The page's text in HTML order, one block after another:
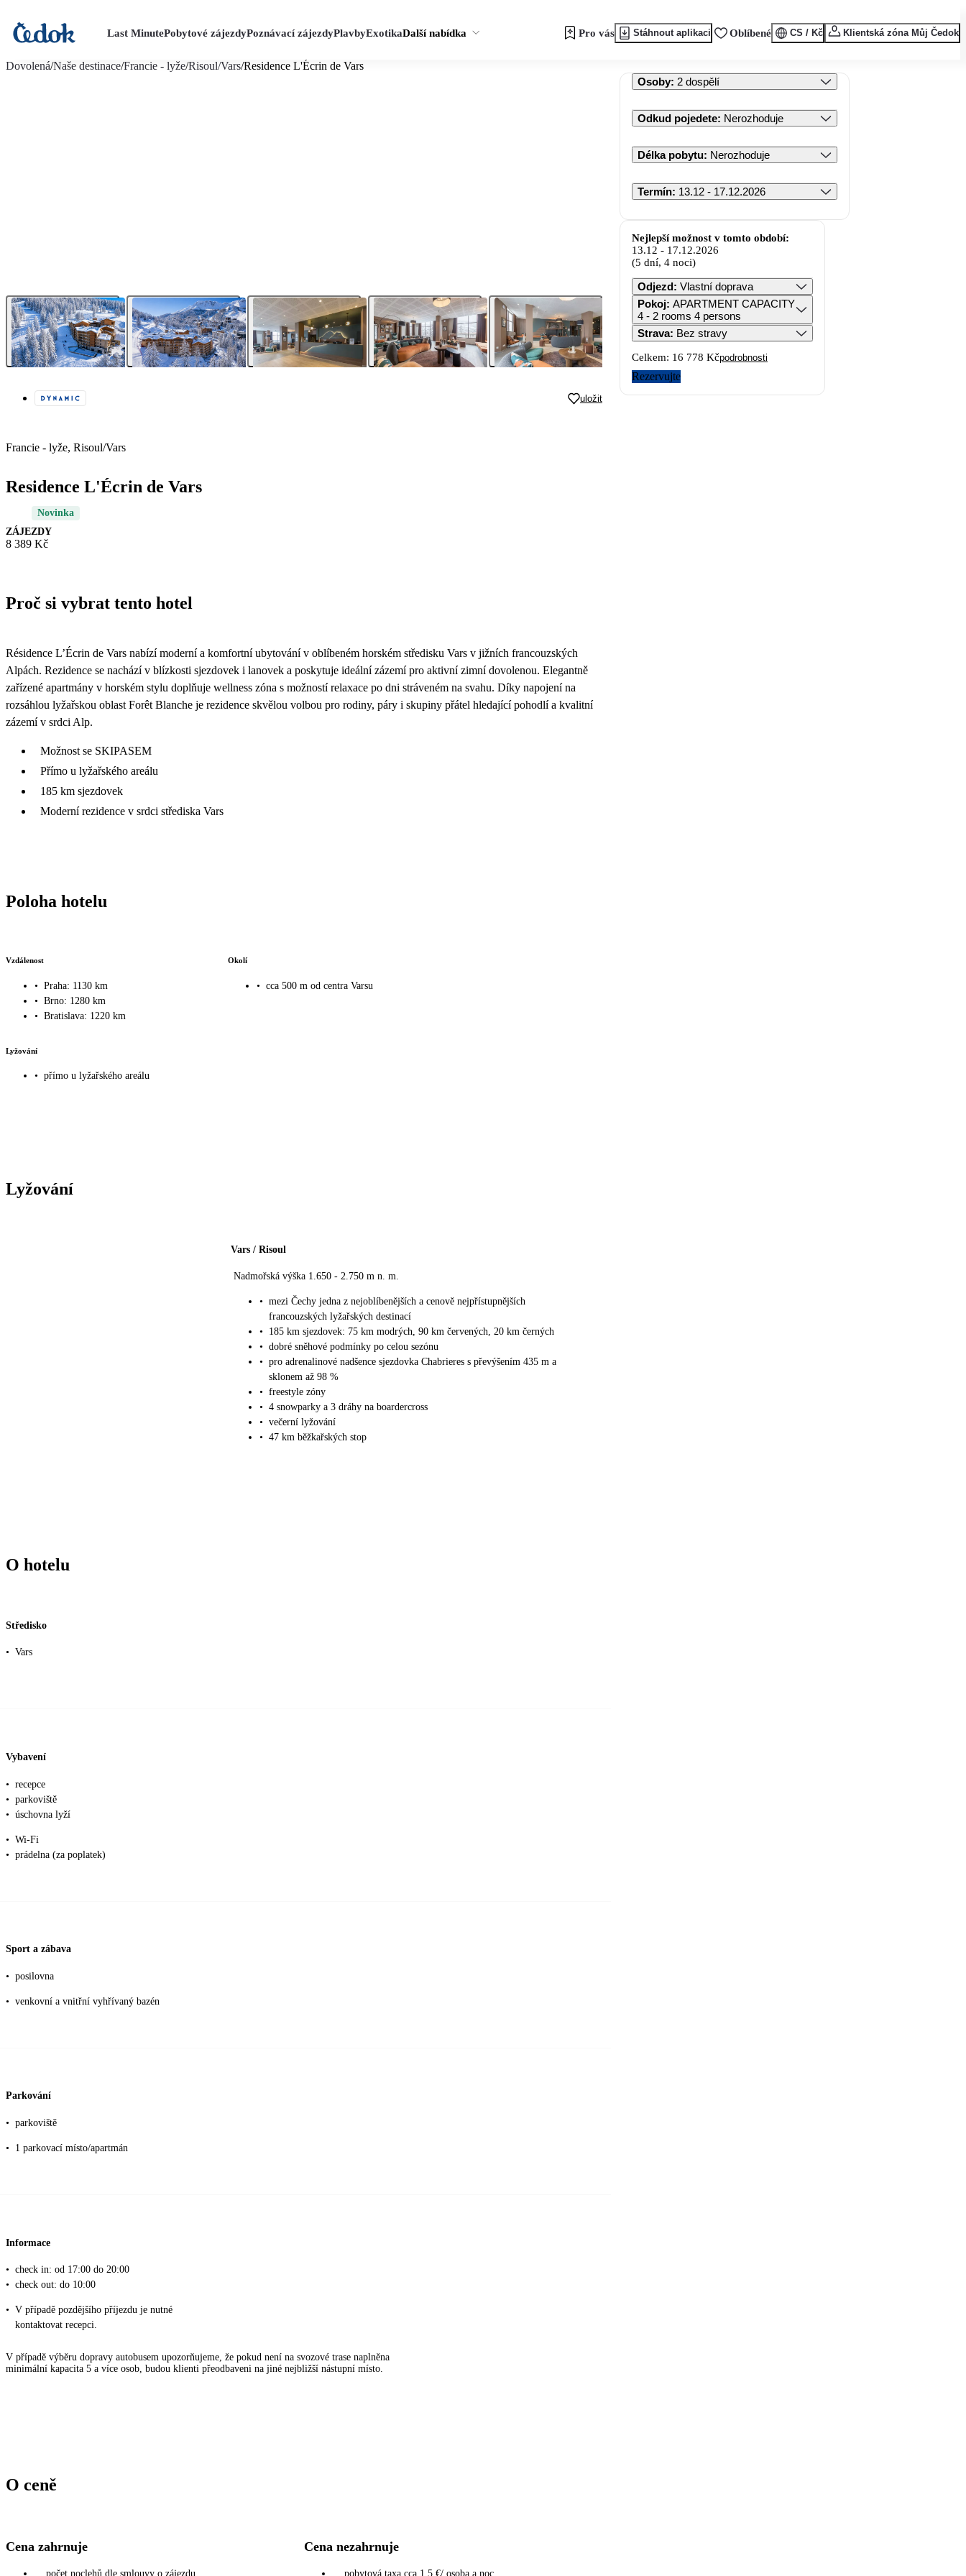
Last MinutePobytové zájezdyPoznávací zájezdyPlavbyExotikaDalší nabídka Pro vás Stáhnout aplikaci Oblíbené CS / Kč Klientská zóna Můj Čedok
Dovolená/Naše destinace/Francie - lyže/Risoul/Vars/Residence L'Écrin de Vars
uložit
Francie - lyže, Risoul/Vars
Residence L'Écrin de Vars
Novinka
ZÁJEZDY
8 389 Kč
Proč si vybrat tento hotel
Résidence L’Écrin de Vars nabízí moderní a komfortní ubytování v oblíbeném horském středisku Vars v jižních francouzských
Alpách. Rezidence se nachází v blízkosti sjezdovek i lanovek a poskytuje ideální zázemí pro aktivní zimní dovolenou. Elegantně
zařízené apartmány v horském stylu doplňuje wellness zóna s možností relaxace po dni stráveném na svahu. Díky napojení na
rozsáhlou lyžařskou oblast Forêt Blanche je rezidence skvělou volbou pro rodiny, páry i skupiny přátel hledající pohodlí a kvalitní
zázemí v srdci Alp.
Možnost se SKIPASEM
Přímo u lyžařského areálu
185 km sjezdovek
Moderní rezidence v srdci střediska Vars
Poloha hotelu
Vzdálenost
• Praha: 1130 km
• Brno: 1280 km
• Bratislava: 1220 km
Okolí
• cca 500 m od centra Varsu
Lyžování
• přímo u lyžařského areálu
Lyžování
Vars / Risoul
Nadmořská výška 1.650 - 2.750 m n. m.
• mezi Čechy jedna z nejoblíbenějších a cenově nejpřístupnějších
francouzských lyžařských destinací
•
185 km sjezdovek: 75 km modrých, 90 km červených, 20 km černých
• dobré sněhové podmínky po celou sezónu
• pro adrenalinové nadšence sjezdovka Chabrieres s převýšením 435 m a
sklonem až 98 %
• freestyle zóny
• 4 snowparky a 3 dráhy na boardercross
• večerní lyžování
• 47 km běžkařských stop
O hotelu
Středisko
• Vars
Vybavení
• recepce
• parkoviště
• úschovna lyží
• Wi-Fi
• prádelna (za poplatek)
Sport a zábava
• posilovna
• venkovní a vnitřní vyhřívaný bazén
Parkování
• parkoviště
• 1 parkovací místo/apartmán
Informace
• check in: od 17:00 do 20:00
• check out: do 10:00
• V případě pozdějšího příjezdu je nutné
kontaktovat recepci.
V případě výběru dopravy autobusem upozorňujeme, že pokud není na svozové trase naplněna
minimální kapacita 5 a více osob, budou klienti přeodbaveni na jiné nejbližší nástupní místo.
O ceně
Cena zahrnuje
počet noclehů dle smlouvy o zájezdu
Cena nezahrnuje
pobytová taxa cca 1,5 €/ osoba a noc
Osoby: 2 dospělí
Odkud pojedete: Nerozhoduje
Délka pobytu: Nerozhoduje
Termín: 13.12 - 17.12.2026
Nejlepší možnost v tomto období:
13.12 - 17.12.2026
(5 dní, 4 noci)
Odjezd: Vlastní doprava
Pokoj: APARTMENT CAPACITY
4 - 2 rooms 4 persons
Strava: Bez stravy
Celkem: 16 778 Kčpodrobnosti
Rezervujte